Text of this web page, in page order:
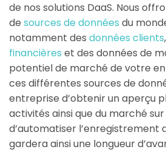
de nos solutions DaaS. Nous
de sources de données du
notamment des données clients,
financières et des données de
potentiel de marché de votre
ces différentes sources de
entreprise d’obtenir un aperçu
activités ainsi que du marché
d’automatiser l’enregistrement
gardera ainsi une longueur